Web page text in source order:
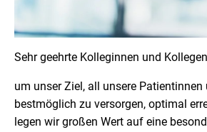
Sehr geehrte Kolleginnen und
um unser Ziel, all unsere Patientinnen
bestmöglich zu versorgen, optimal
legen wir großen Wert auf eine